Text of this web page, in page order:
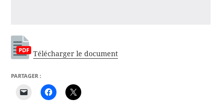
Télécharger le document
PARTAGER :